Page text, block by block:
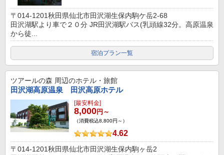
〒014-1201秋田県仙北市田沢湖生保内駒ケ岳2-68
田沢湖駅より車で２０分 JR田沢湖駅バス(乳頭線32分。高原温泉
から徒...
宿泊プラン一覧
ツアールの森 周辺のホテル・旅館
田沢湖高原温泉 田沢高原ホテル
[最安料金]
8,000円～
（消費税込8,800円～）
4.62
〒014-1201秋田県仙北市田沢湖生保内駒ヶ岳2